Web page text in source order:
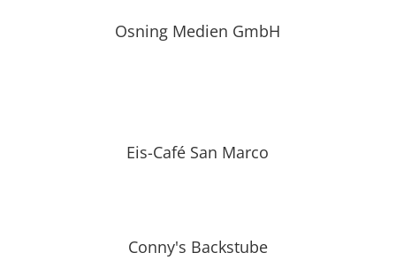
Osning Medien GmbH
Eis-Café San Marco
Conny's Backstube